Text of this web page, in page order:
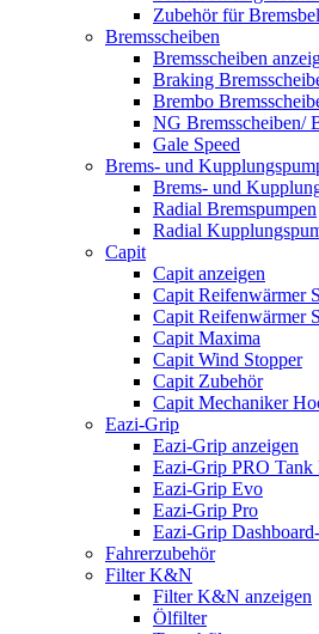
Zubehör für
Bremsscheiben
Bremsscheiben
Braking
Brembo
NG Bremsscheiben/
Gale Speed
Brems- und
Brems- und
Radial Bremspumpen
Radial
Capit
Capit anzeigen
Capit Reifenwärmer
Capit Reifenwärmer
Capit Maxima
Capit Wind Stopper
Capit Zubehör
Capit Mechaniker
Eazi-Grip
Eazi-Grip anzeigen
Eazi-Grip PRO Tank
Eazi-Grip Evo
Eazi-Grip Pro
Eazi-Grip
Fahrerzubehör
Filter K&N
Filter K&N anzeigen
Ölfilter